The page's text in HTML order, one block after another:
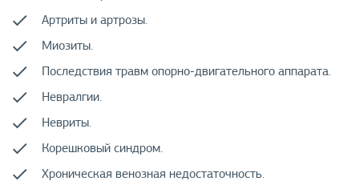
Артриты и артрозы.
Миозиты.
Последствия травм опорно-двигательного аппарата.
Невралгии.
Невриты.
Корешковый синдром.
Хроническая венозная недостаточность.